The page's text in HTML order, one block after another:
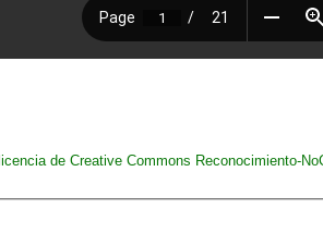
licencia de Creative Commons Reconocimiento-